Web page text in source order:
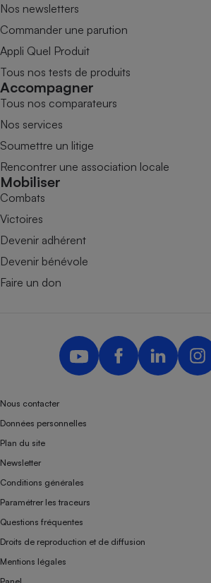
Nos newsletters
Commander une parution
Appli Quel Produit
Tous nos tests de produits
Accompagner
Tous nos comparateurs
Nos services
Soumettre un litige
Rencontrer une association locale
Mobiliser
Combats
Victoires
Devenir adhérent
Devenir bénévole
Faire un don
Nous contacter
Données personnelles
Plan du site
Newsletter
Conditions générales
Paramétrer les traceurs
Questions fréquentes
Droits de reproduction et de diffusion
Mentions légales